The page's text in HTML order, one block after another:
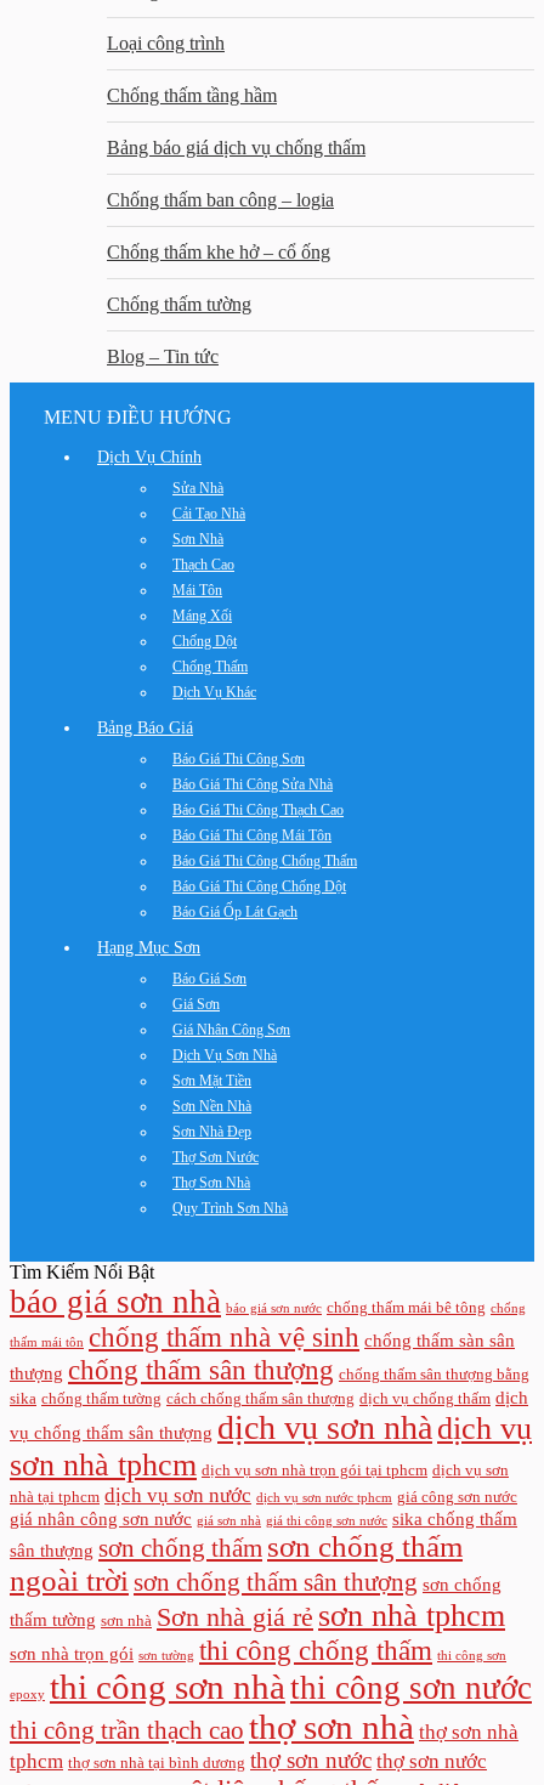
Loại công trình
Chống thấm tầng hầm
Bảng báo giá dịch vụ chống thấm
Chống thấm ban công – logia
Chống thấm khe hở – cổ ống
Chống thấm tường
Blog – Tin tức
MENU ĐIỀU HƯỚNG
Dịch Vụ Chính
Sửa Nhà
Cải Tạo Nhà
Sơn Nhà
Thạch Cao
Mái Tôn
Máng Xối
Chống Dột
Chống Thấm
Dịch Vụ Khác
Bảng Báo Giá
Báo Giá Thi Công Sơn
Báo Giá Thi Công Sửa Nhà
Báo Giá Thi Công Thạch Cao
Báo Giá Thi Công Mái Tôn
Báo Giá Thi Công Chống Thấm
Báo Giá Thi Công Chống Dột
Báo Giá Ốp Lát Gạch
Hạng Mục Sơn
Báo Giá Sơn
Giá Sơn
Giá Nhân Công Sơn
Dịch Vụ Sơn Nhà
Sơn Mặt Tiền
Sơn Nền Nhà
Sơn Nhà Đẹp
Thợ Sơn Nước
Thợ Sơn Nhà
Quy Trình Sơn Nhà
Tìm Kiếm Nổi Bật
báo giá sơn nhà báo giá sơn nước chống thấm mái bê tông chống
thấm mái tôn chống thấm nhà vệ sinh chống thấm sàn sân
thượng chống thấm sân thượng chống thấm sân thượng bằng
sika chống thấm tường cách chống thấm sân thượng dịch vụ chống thấm dịch
vụ chống thấm sân thượng dịch vụ sơn nhà dịch vụ
sơn nhà tphcm dịch vụ sơn nhà trọn gói tại tphcm dịch vụ sơn
nhà tại tphcm dịch vụ sơn nước dịch vụ sơn nước tphcm giá công sơn nước
giá nhân công sơn nước giá sơn nhà giá thi công sơn nước sika chống thấm
sân thượng sơn chống thấm sơn chống thấm
ngoài trời sơn chống thấm sân thượng sơn chống
thấm tường sơn nhà Sơn nhà giá rẻ sơn nhà tphcm
sơn nhà trọn gói sơn tường thi công chống thấm thi công sơn
epoxy thi công sơn nhà thi công sơn nước
thi công trần thạch cao thợ sơn nhà thợ sơn nhà
tphcm thợ sơn nhà tại bình dương thợ sơn nước thợ sơn nước